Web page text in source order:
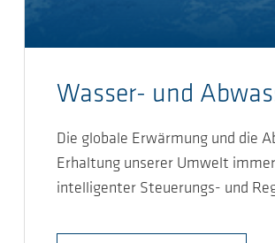
Wasser- und
Die globale Erwärmung und die
Erhaltung unserer Umwelt
intelligenter Steuerungs- und